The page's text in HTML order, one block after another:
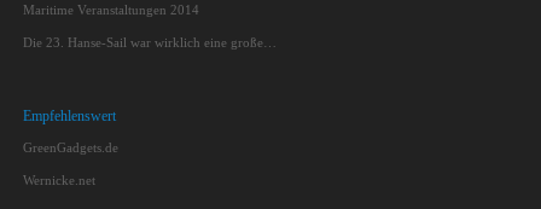
Maritime Veranstaltungen 2014
Die 23. Hanse-Sail war wirklich eine große…
Empfehlenswert
GreenGadgets.de
Wernicke.net